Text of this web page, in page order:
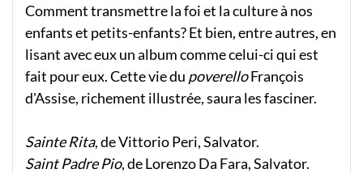
Comment transmettre la foi et la culture à nos
enfants et petits-enfants? Et bien, entre autres, en
lisant avec eux un album comme celui-ci qui est
fait pour eux. Cette vie du poverelloFrançois
d'Assise, richement illustrée, saura les fasciner.
Sainte Rita, de Vittorio Peri, Salvator.
Saint Padre Pio, de Lorenzo Da Fara, Salvator.